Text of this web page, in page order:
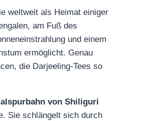
weltweit als Heimat einiger
am Fuß des
und einem
ermöglicht. Genau
die Darjeeling‑Tees so
von Shiliguri
Sie schlängelt sich durch